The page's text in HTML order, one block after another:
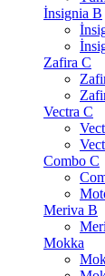
İnsignia B
Zafira C
Vectra C
Combo C
Meriva B
Mokka